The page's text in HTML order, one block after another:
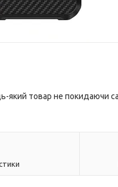
який товар не покидаючи